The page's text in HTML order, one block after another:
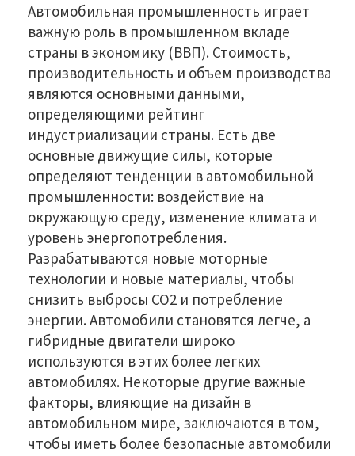
Автомобильная промышленность играет
важную роль в промышленном вкладе
страны в экономику (ВВП). Стоимость,
производительность и объем производства
являются основными данными,
определяющими рейтинг
индустриализации страны. Есть две
основные движущие силы, которые
определяют тенденции в автомобильной
промышленности: воздействие на
окружающую среду, изменение климата и
уровень энергопотребления.
Разрабатываются новые моторные
технологии и новые материалы, чтобы
снизить выбросы CO2 и потребление
энергии. Автомобили становятся легче, а
гибридные двигатели широко
используются в этих более легких
автомобилях. Некоторые другие важные
факторы, влияющие на дизайн в
автомобильном мире, заключаются в том,
чтобы иметь более безопасные автомобили